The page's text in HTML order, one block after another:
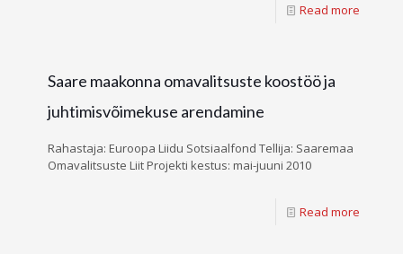
Read more
Saare maakonna omavalitsuste koostöö ja
juhtimisvõimekuse arendamine
Rahastaja: Euroopa Liidu Sotsiaalfond Tellija: Saaremaa
Omavalitsuste Liit Projekti kestus: mai-juuni 2010
Read more